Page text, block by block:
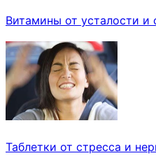
Витамины от усталости и
Таблетки от стресса и